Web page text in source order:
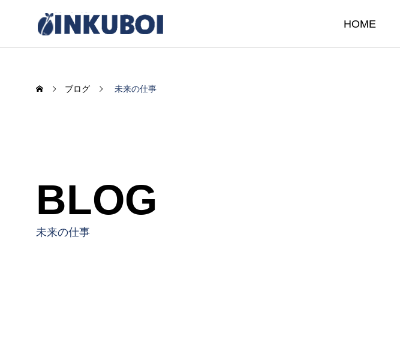
HOME
感情UXの臨界点
2025.12.12
ブログ 未来の仕事
BLOG
未来の仕事